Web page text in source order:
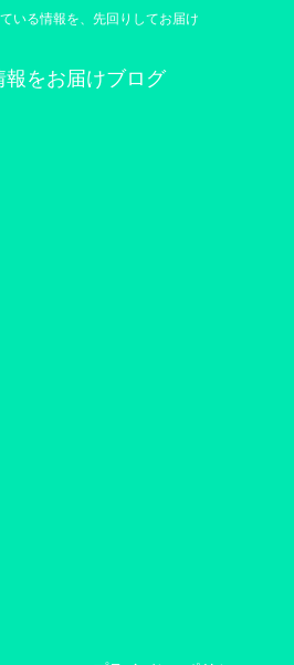
いる情報を、先回りしてお届け
報をお届けブログ